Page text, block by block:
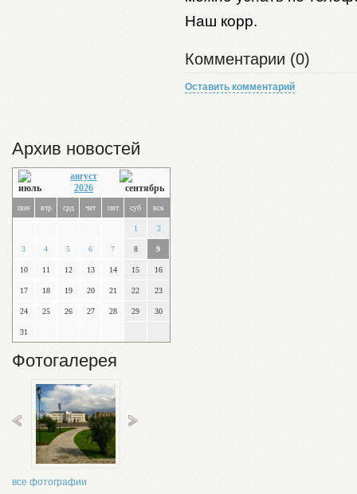
Архив новостей
август
2026
пон втр срд чет пят суб вск
1 2
3 4 5 6 7 8 9
10 11 12 13 14 15 16
17 18 19 20 21 22 23
24 25 26 27 28 29 30
31
Фотогалерея
все фотографии
Наш корр.
Комментарии (0)
Оставить комментарий